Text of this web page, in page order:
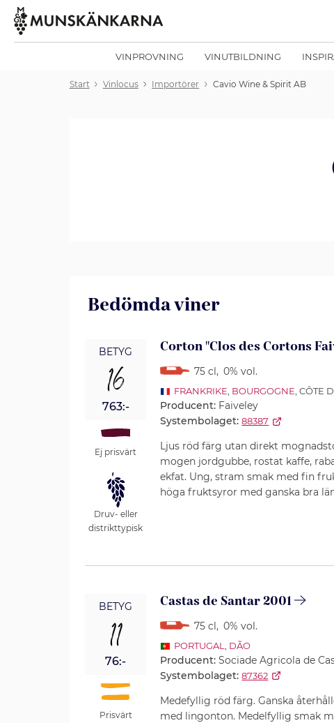
VINPROVNING VINUTBILDNING
Start Vinlocus Importörer Cavio Wine & Spirit AB
Bedömda viner
BETYG
16
763:-
Ej prisvärt
Druv- eller
distrikttypisk
Corton "Clos des Cortons
75 cl, 0% vol.
FRANKRIKE BOURGOGNE , CÔTE
Producent: Faiveley
Systembolaget: 88387
Ljus röd färg utan direkt
mogen jordgubbe, rostat kaffe,
ekfat. Ung, stram smak med fin
höga fruktsyror med ganska bra
BETYG
11
76:-
Prisvärt
Castas de Santar 2001
75 cl, 0% vol.
PORTUGAL DÃO
Producent:Sociade Agricola de
Systembolaget: 87362
Medefyllig röd färg. Ganska
med lingonton. Medelfyllig smak